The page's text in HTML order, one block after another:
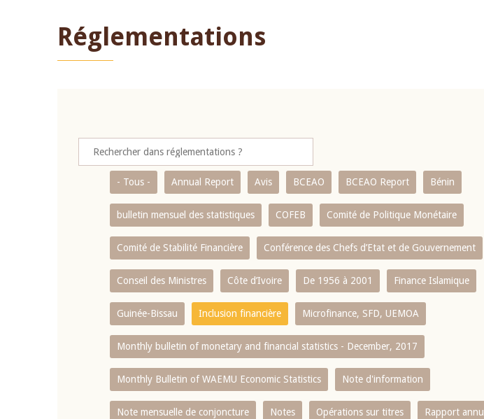
Réglementations
- Tous - Annual Report Avis BCEAO BCEAO Report Bénin
bulletin mensuel des statistiques COFEB Comité de Politique Monétaire
Comité de Stabilité Financière Conférence des Chefs d’Etat et de Gouvernement
Conseil des Ministres Côte d’Ivoire De 1956 à 2001 Finance Islamique
Guinée-Bissau Inclusion financière Microfinance, SFD, UEMOA
Monthly bulletin of monetary and financial statistics - December, 2017
Monthly Bulletin of WAEMU Economic Statistics Note d'information
Note mensuelle de conjoncture Notes Opérations sur titres Rapport